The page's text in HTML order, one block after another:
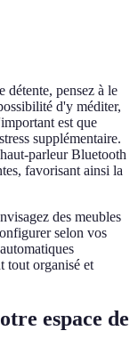
détente, pensez à le
d'y méditer,
est que
supplémentaire.
parleur Bluetooth
favorisant ainsi la
des meubles
selon vos
tout organisé et
espace de